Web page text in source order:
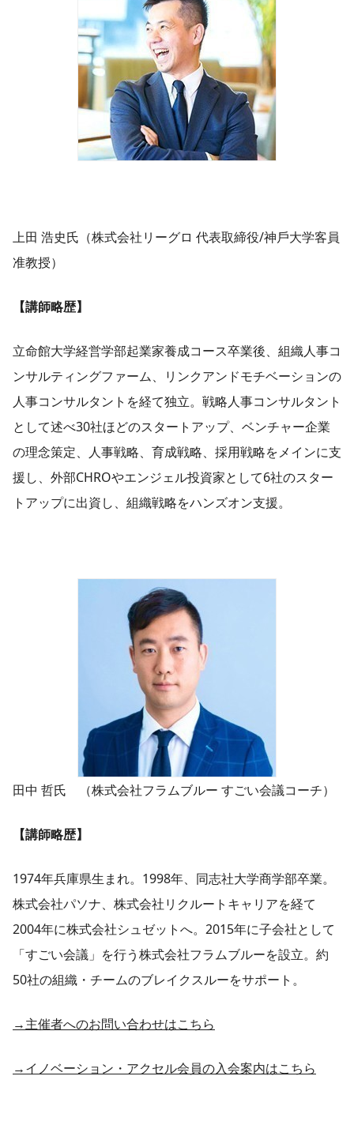
上田 浩史氏（株式会社リーグロ 代表取締役/神⼾⼤学客員
准教授）
【講師略歴】
立命館大学経営学部起業家養成コース卒業後、組織人事コ
ンサルティングファーム、リンクアンドモチベーションの
人事コンサルタントを経て独立。戦略人事コンサルタント
として述べ30社ほどのスタートアップ、ベンチャー企業
の理念策定、人事戦略、育成戦略、採用戦略をメインに支
援し、外部CHROやエンジェル投資家として6社のスター
トアップに出資し、組織戦略をハンズオン支援。
田中 哲氏 （株式会社フラムブルー すごい会議コーチ）
【講師略歴】
1974年兵庫県生まれ。1998年、同志社大学商学部卒業。
株式会社パソナ、株式会社リクルートキャリアを経て
2004年に株式会社シュゼットへ。2015年に子会社として
「すごい会議」を行う株式会社フラムブルーを設立。約
50社の組織・チームのブレイクスルーをサポート。
→主催者へのお問い合わせはこちら
→イノベーション・アクセル会員の入会案内はこちら